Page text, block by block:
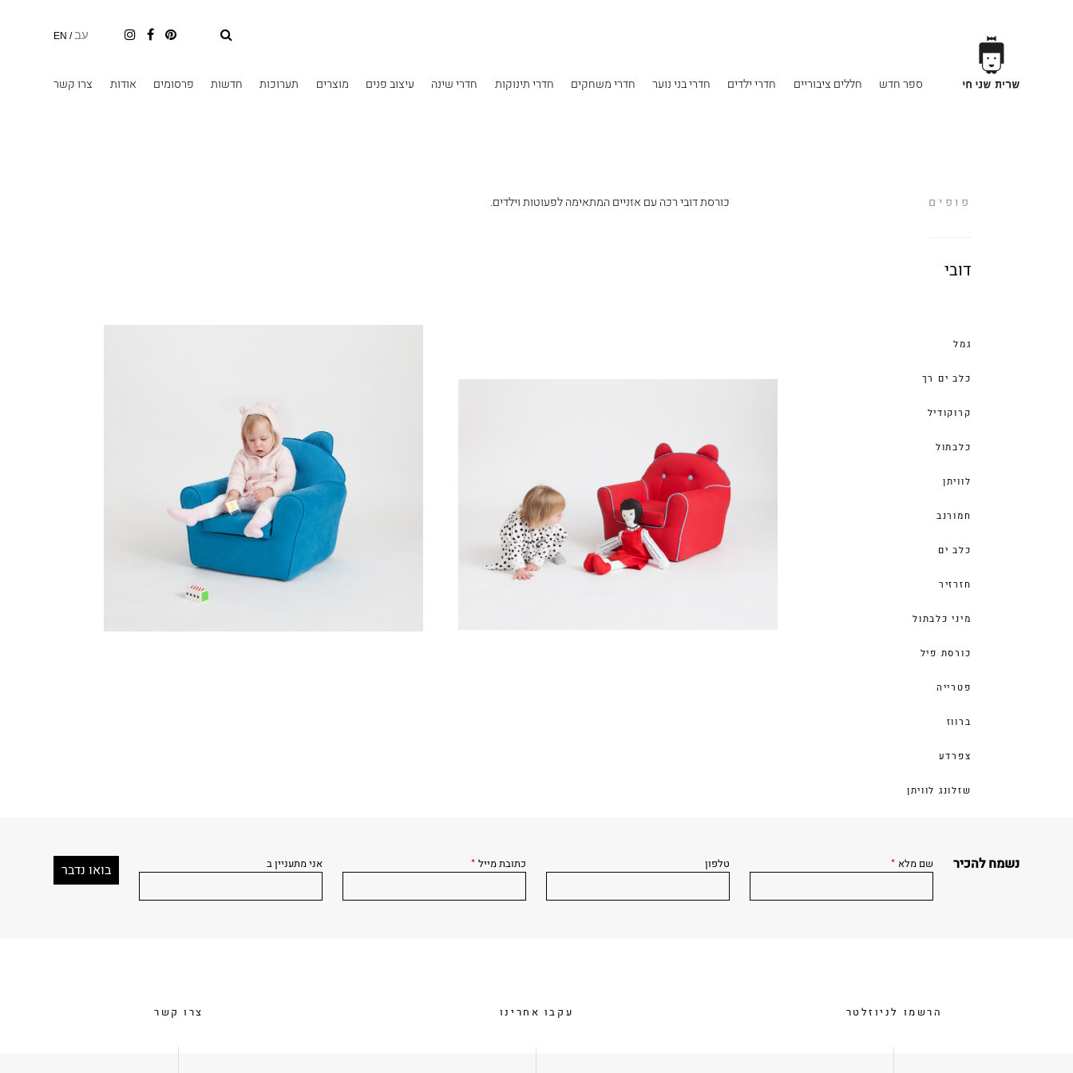
עב /
EN
ספר חדש חללים ציבוריים חדרי ילדים חדרי בני נוער חדרי משחקים חדרי תינוקות חדרי שינה עיצוב פנים מוצרים תערוכות חדשות פרסומים אודות צרו קשר
פופים
דובי
כורסת דובי רכה עם אזניים המתאימה לפעוטות וילדים.
גמל
כלב ים רך
קרוקודיל
כלבתול
לוויתן
חמורנב
כלב ים
חזרזיר
מיני כלבתול
כורסת פיל
פטרייה
ברווז
צפרדע
שזלונג לוויתן
נשמח להכיר שם מלא * טלפון כתובת מייל * אני מתעניין ב
הרשמו לניוזלטר עקבו אחרינו צרו קשר